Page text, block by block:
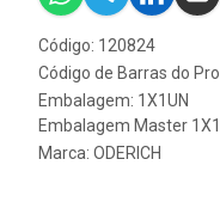
Código: 120824
Código de Barras do
Embalagem: 1X1UN
Embalagem Master
Marca: ODERICH